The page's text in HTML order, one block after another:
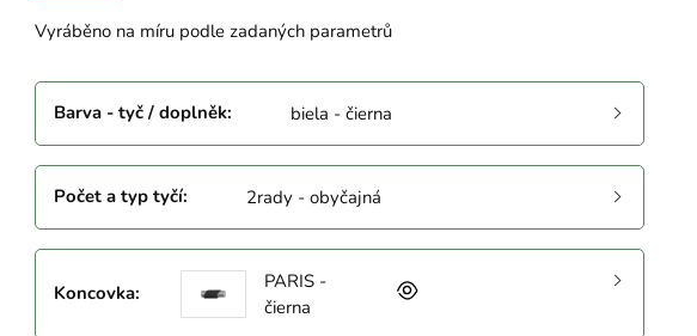
Vyráběno na míru podle zadaných parametrů
Barva - tyč / doplněk: biela - čierna
Počet a typ tyčí: 2rady - obyčajná
Koncovka:
PARIS -
čierna